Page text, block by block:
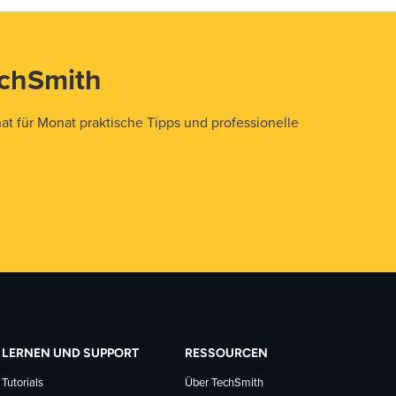
für Monat praktische Tipps und professionelle
LERNEN UND SUPPORT
Tutorials
RESSOURCEN
Über TechSmith